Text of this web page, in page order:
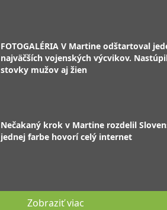
FOTOGALÉRIA V Martine odštartoval
najväčších vojenských výcvikov.
stovky mužov aj žien
Nečakaný krok v Martine rozdelil
jednej farbe hovorí celý internet
Zobraziť viac